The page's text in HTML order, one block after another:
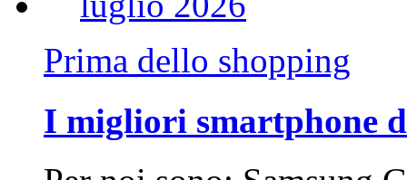
Prima dello shopping
I migliori smartphone